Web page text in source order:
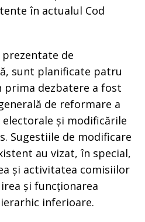
în actualul Cod
de
sunt planificate patru
prima dezbatere a fost
de reformare a
și modificările
Sugestiile de modificare
au vizat, în special,
și activitatea comisiilor
și funcționarea
inferioare.